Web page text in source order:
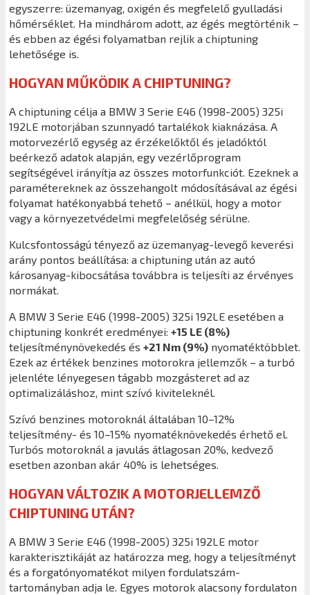
egyszerre: üzemanyag, oxigén és megfelelő gyulladási
hőmérséklet. Ha mindhárom adott, az égés megtörténik –
és ebben az égési folyamatban rejlik a chiptuning
lehetősége is.
HOGYAN MŰKÖDIK A CHIPTUNING?
A chiptuning célja a BMW 3 Serie E46 (1998-2005) 325i
192LE motorjában szunnyadó tartalékok kiaknázása. A
motorvezérlő egység az érzékelőktől és jeladóktól
beérkező adatok alapján, egy vezérlőprogram
segítségével irányítja az összes motorfunkciót. Ezeknek a
paramétereknek az összehangolt módosításával az égési
folyamat hatékonyabbá tehető – anélkül, hogy a motor
vagy a környezetvédelmi megfelelőség sérülne.
Kulcsfontosságú tényező az üzemanyag-levegő keverési
arány pontos beállítása: a chiptuning után az autó
károsanyag-kibocsátása továbbra is teljesíti az érvényes
normákat.
A BMW 3 Serie E46 (1998-2005) 325i 192LE esetében a
chiptuning konkrét eredményei: +15 LE (8%)
teljesítménynövekedés és +21 Nm (9%) nyomatéktöbblet.
Ezek az értékek benzines motorokra jellemzők – a turbó
jelenléte lényegesen tágabb mozgásteret ad az
optimalizáláshoz, mint szívó kiviteleknél.
Szívó benzines motoroknál általában 10–12%
teljesítmény- és 10–15% nyomatéknövekedés érhető el.
Turbós motoroknál a javulás átlagosan 20%, kedvező
esetben azonban akár 40% is lehetséges.
HOGYAN VÁLTOZIK A MOTORJELLEMZŐ
CHIPTUNING UTÁN?
A BMW 3 Serie E46 (1998-2005) 325i 192LE motor
karakterisztikáját az határozza meg, hogy a teljesítményt
és a forgatónyomatékot milyen fordulatszám-
tartományban adja le. Egyes motorok alacsony fordulaton